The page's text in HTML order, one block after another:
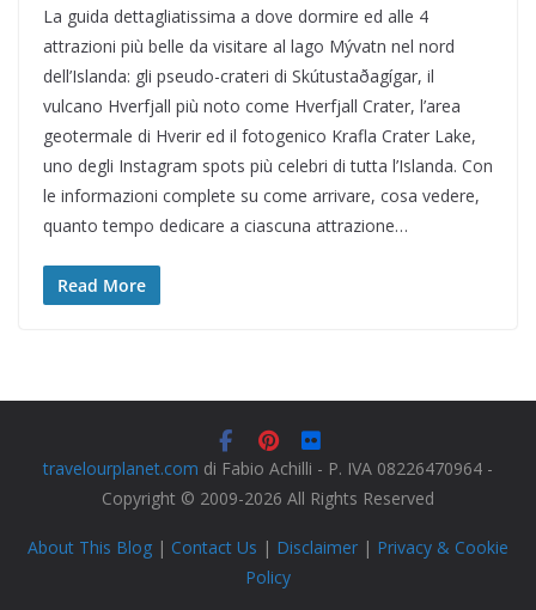
La guida dettagliatissima a dove dormire ed alle 4
attrazioni più belle da visitare al lago Mývatn nel nord
dell’Islanda: gli pseudo-crateri di Skútustaðagígar, il
vulcano Hverfjall più noto come Hverfjall Crater, l’area
geotermale di Hverir ed il fotogenico Krafla Crater Lake,
uno degli Instagram spots più celebri di tutta l’Islanda. Con
le informazioni complete su come arrivare, cosa vedere,
quanto tempo dedicare a ciascuna attrazione…
Read More
travelourplanet.com di Fabio Achilli - P. IVA 08226470964 -
Copyright © 2009-2026 All Rights Reserved
About This Blog | Contact Us | Disclaimer | Privacy & Cookie
Policy